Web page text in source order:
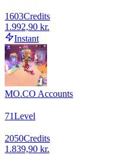
1603Credits
1.992,90 kr.
Instant
MO.CO Accounts
71Level
2050Credits
1.839,90 kr.